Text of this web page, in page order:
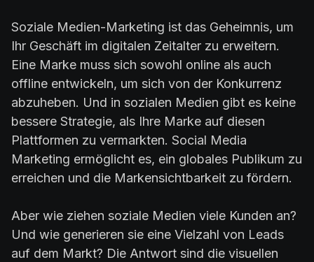
Soziale Medien-Marketing ist das Geheimnis, um
Ihr Geschäft im digitalen Zeitalter zu erweitern.
Eine Marke muss sich sowohl online als auch
offline entwickeln, um sich von der Konkurrenz
abzuheben. Und in sozialen Medien gibt es keine
bessere Strategie, als Ihre Marke auf diesen
Plattformen zu vermarkten. Social Media
Marketing ermöglicht es, ein globales Publikum zu
erreichen und die Markensichtbarkeit zu fördern.
Aber wie ziehen soziale Medien viele Kunden an?
Und wie generieren sie eine Vielzahl von Leads
auf dem Markt? Die Antwort sind die visuellen